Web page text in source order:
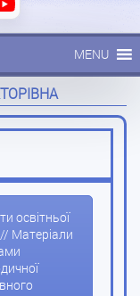
MENU
Матеріали